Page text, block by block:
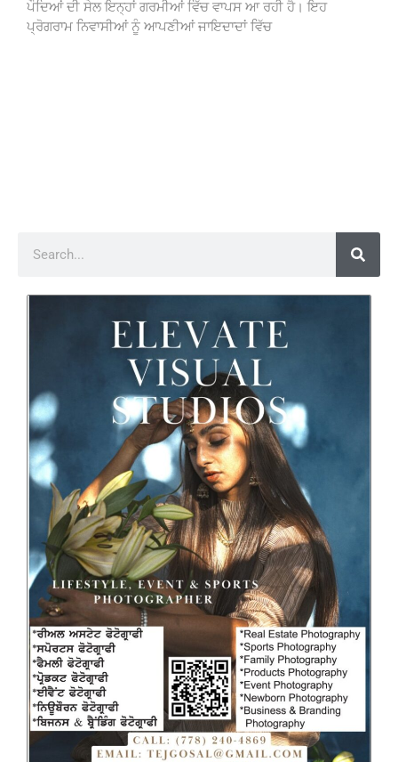
ਪੌਦਿਆਂ ਦੀ ਸੇਲ ਇਨ੍ਹਾਂ ਗਰਮੀਆਂ ਵਿੱਚ ਵਾਪਸ ਆ ਰਹੀ ਹੈ। ਇਹ
ਪ੍ਰੋਗਰਾਮ ਨਿਵਾਸੀਆਂ ਨੂੰ ਆਪਣੀਆਂ ਜਾਇਦਾਦਾਂ ਵਿੱਚ